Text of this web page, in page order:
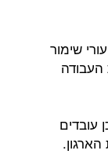
שימור
העבודה
עובדים